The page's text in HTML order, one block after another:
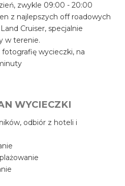
zwykle 09:00 - 20:00
z najlepszych off roadowych
Cruiser, specjalnie
w terenie.
fotografię wycieczki, na
WYCIECZKI
odbiór z hoteli i